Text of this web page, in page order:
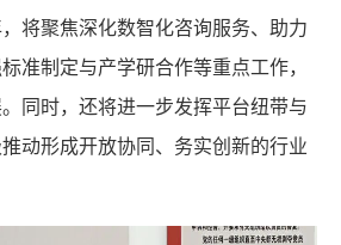
将聚焦深化数智化咨询服务、助力
准制定与产学研合作等重点工作，
同时，还将进一步发挥平台纽带与
动形成开放协同、务实创新的行业